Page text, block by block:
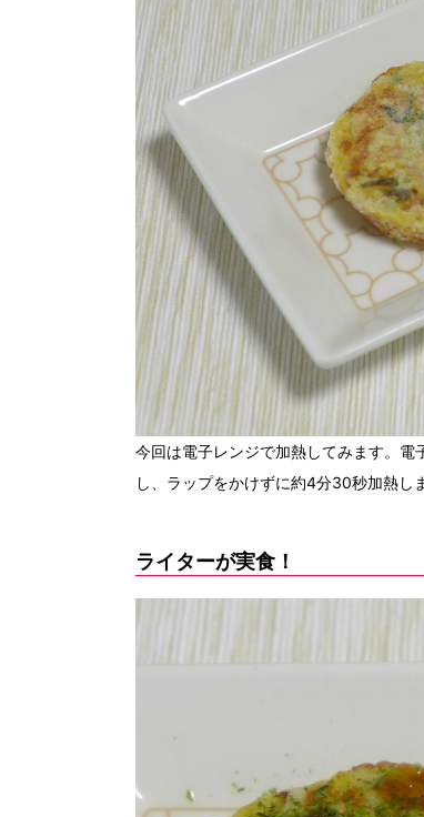
今回は電子レンジで加熱してみます。
し、ラップをかけずに約4分30秒加熱し
ライターが実食！